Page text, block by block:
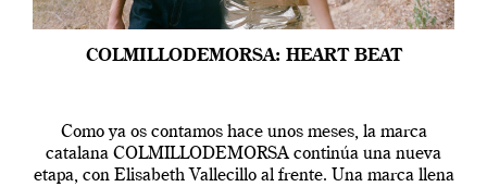
COLMILLODEMORSA: HEART BEAT
Como ya os contamos hace unos meses, la marca
catalana COLMILLODEMORSA continúa una nueva
etapa, con Elisabeth Vallecillo al frente. Una marca llena